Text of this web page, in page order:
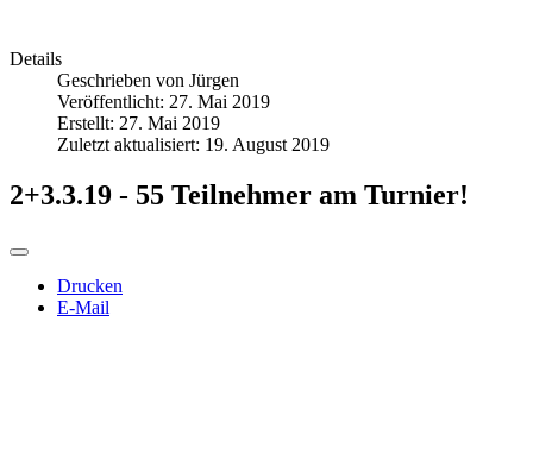
Details
Geschrieben von Jürgen
Veröffentlicht: 27. Mai 2019
Erstellt: 27. Mai 2019
Zuletzt aktualisiert: 19. August 2019
2+3.3.19 - 55 Teilnehmer am Turnier!
Drucken
E-Mail